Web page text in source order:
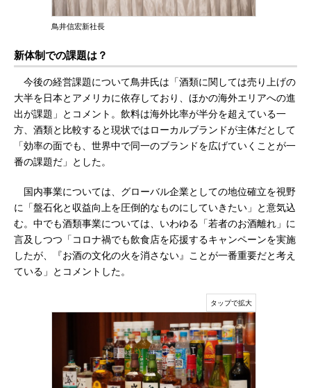
鳥井信宏新社長
新体制での課題は？
今後の経営課題について鳥井氏は「酒類に関しては売り上げの
大半を日本とアメリカに依存しており、ほかの海外エリアへの進
出が課題」とコメント。飲料は海外比率が半分を超えている一
方、酒類と比較すると現状ではローカルブランドが主体だとして
「効率の面でも、世界中で同一のブランドを広げていくことが一
番の課題だ」とした。
国内事業については、グローバル企業としての地位確立を視野
に「盤石化と収益向上を圧倒的なものにしていきたい」と意気込
む。中でも酒類事業については、いわゆる「若者のお酒離れ」に
言及しつつ「コロナ禍でも飲食店を応援するキャンペーンを実施
したが、『お酒の文化の火を消さない』ことが一番重要だと考え
ている」とコメントした。